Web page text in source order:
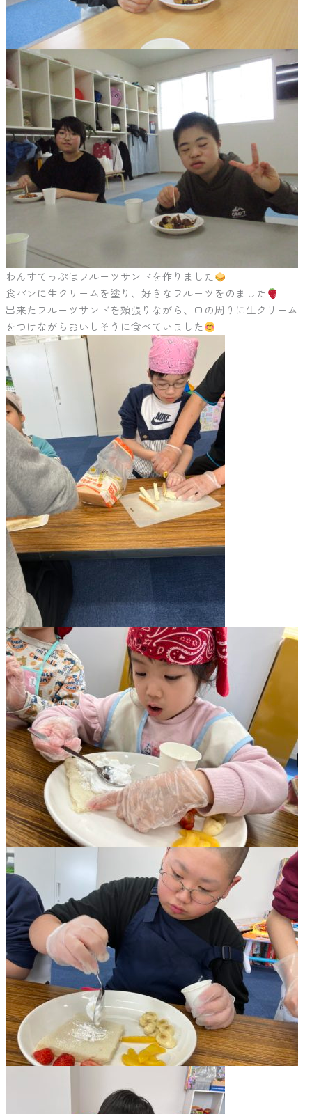
わんすてっぷはフルーツサンドを作りました
食パンに生クリームを塗り、好きなフルーツをのました
出来たフルーツサンドを頬張りながら、口の周りに生クリーム
をつけながらおいしそうに食べていました